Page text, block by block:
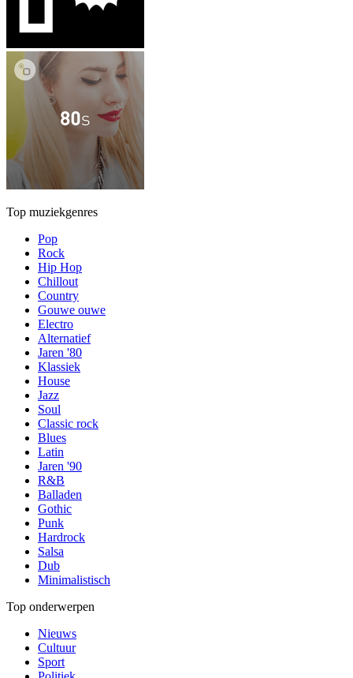
Top muziekgenres
Pop
Rock
Hip Hop
Chillout
Country
Gouwe ouwe
Electro
Alternatief
Jaren '80
Klassiek
House
Jazz
Soul
Classic rock
Blues
Latin
Jaren '90
R&B
Balladen
Gothic
Punk
Hardrock
Salsa
Dub
Minimalistisch
Top onderwerpen
Nieuws
Cultuur
Sport